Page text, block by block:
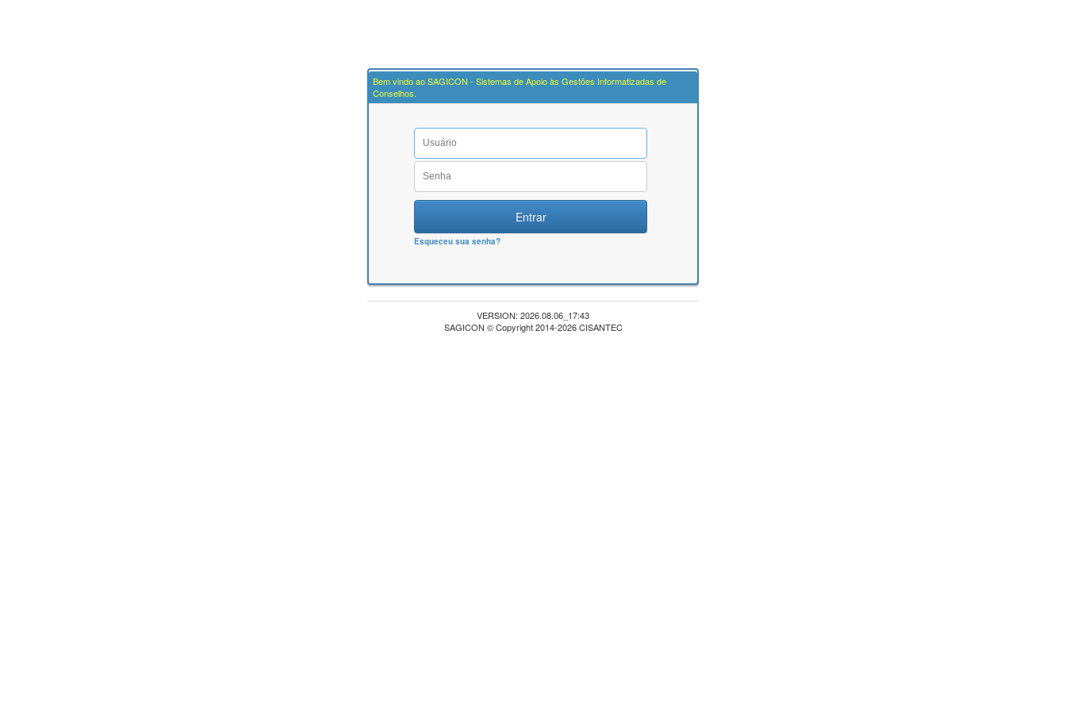
Bem vindo ao SAGICON - Sistemas de Apoio às Gestões Informatizadas de
Conselhos.
Entrar
Esqueceu sua senha?
VERSION: 2026.08.06_17:43
SAGICON © Copyright 2014-2026 CISANTEC